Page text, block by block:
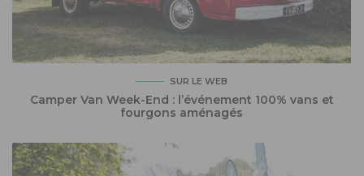
SUR LE WEB
Camper Van Week-End : l’événement 100% vans et
fourgons aménagés